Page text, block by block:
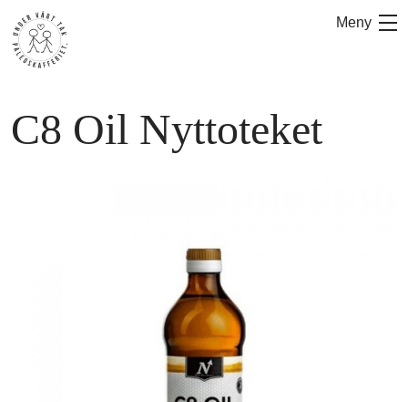
innehåll
Meny
C8 Oil Nyttoteket